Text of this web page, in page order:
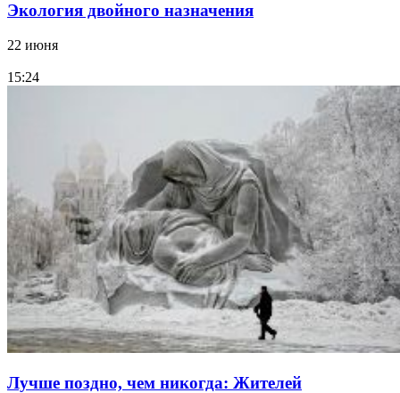
Экология двойного назначения
22 июня
15:24
Лучше поздно, чем никогда: Жителей